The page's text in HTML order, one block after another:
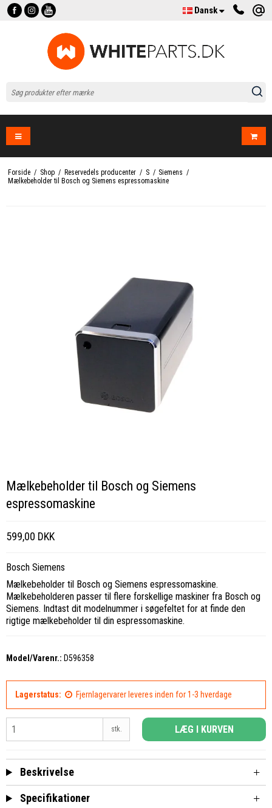
Dansk
Forside / Shop / Reservedels producenter / S / Siemens /
Mælkebeholder til Bosch og Siemens espressomaskine
Mælkebeholder til Bosch og Siemens
espressomaskine
599,00 DKK
Bosch Siemens
Mælkebeholder til Bosch og Siemens espressomaskine.
Mælkebeholderen passer til flere forskellige maskiner fra Bosch og
Siemens. Indtast dit modelnummer i søgefeltet for at finde den
rigtige mælkebeholder til din espressomaskine.
Model/Varenr.: D596358
Lagerstatus: Fjernlagervarer leveres inden for 1-3 hverdage
stk. LÆG I KURVEN
Beskrivelse
Specifikationer